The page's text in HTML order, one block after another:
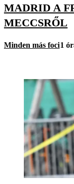
MADRID A
MECCSRŐL
Minden más foci1